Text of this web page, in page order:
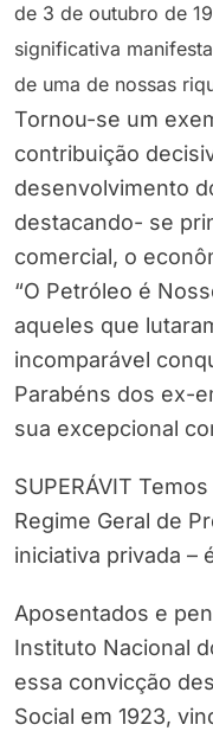
de 3 de outubro de
significativa
de uma de nossas
Tornou-se um
contribuição
desenvolvimento
destacando- se
comercial, o
“O Petróleo é
aqueles que
incomparável
Parabéns dos ex-
sua excepcional
SUPERÁVIT
Regime Geral de
iniciativa privada –
Aposentados e
Instituto Nacional
essa convicção
Social em 1923,